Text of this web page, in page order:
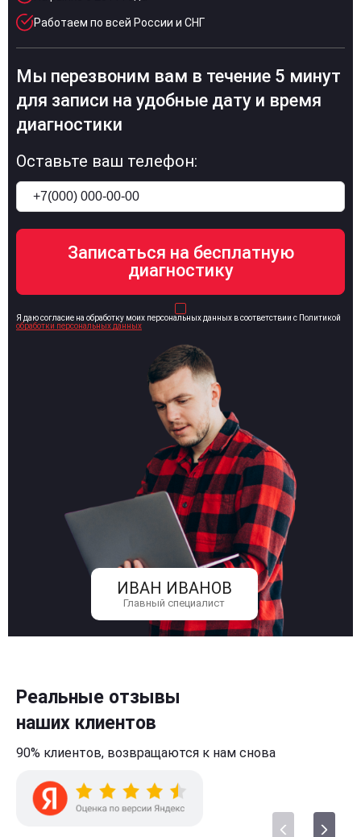
Работаем по всей России и СНГ
ИВАН ИВАНОВ
Главный специалист
Мы перезвоним вам в течение 5 минут
для записи на удобные дату и время
диагностики
Оставьте ваш телефон:
Я даю согласие на обработку моих персональных данных в соответствии с Политикой
обработки персональных данных
Реальные отзывы
наших клиентов
90% клиентов, возвращаются к нам снова